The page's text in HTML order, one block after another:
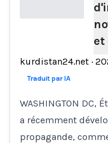
et
kurdistan24.net ·
Traduit par IA
WASHINGTON DC,
a récemment
propagande,